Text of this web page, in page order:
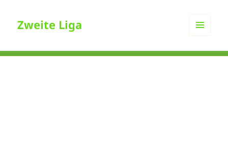
Zweite Liga
WIDGETS